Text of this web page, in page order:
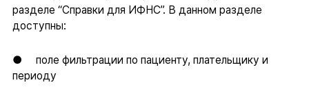
разделе “Справки для ИФНС”. В данном разделе
доступны:
● поле фильтрации по пациенту, плательщику и
периоду